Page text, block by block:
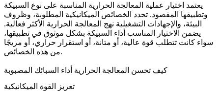
يعتمد اختيار عملية المعالجة الحرارية المناسبة على نوع السبيكة
وتطبيقها المقصود. تحدد الخصائص الميكانيكية المطلوبة، وظروف
البيئة، والإجهادات التشغيلية نهج المعالجة الحرارية الأكثر فعالية.
يضمن الاختيار المناسب أداء السبيكة بشكل موثوق في تطبيقها،
سواء كانت تتطلب قوة عالية، أو متانة، أو استقرار حراري، أو مزيجًا
من هذه الخصائص.
كيف تحسن المعالجة الحرارية أداء السبائك المصبوبة
تعزيز القوة الميكانيكية